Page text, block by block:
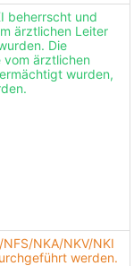
beherrscht und
ärztlichen Leiter
Die
vom ärztlichen
wurden,
NKA/NKV/NKI
werden.